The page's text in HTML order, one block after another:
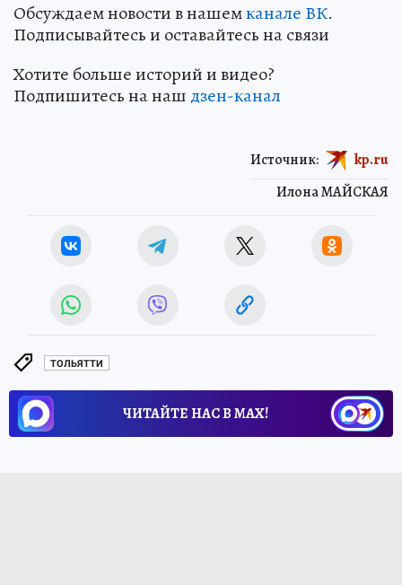
Обсуждаем новости в нашемканале ВК.
Подписывайтесь и оставайтесь на связи
Хотите больше историй и видео?
Подпишитесь на наш дзен-канал
Илона МАЙСКАЯ
Источник: kp.ru
ТОЛЬЯТТИ
ЧИТАЙТЕ НАС В МАХ!